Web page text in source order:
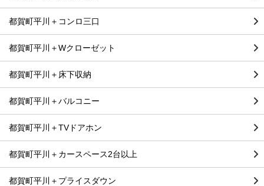
都賀町平川＋コンロ三口
都賀町平川＋Wクローゼット
都賀町平川＋床下収納
都賀町平川＋バルコニー
都賀町平川＋TVドアホン
都賀町平川＋カースペース2台以上
都賀町平川＋プライスダウン